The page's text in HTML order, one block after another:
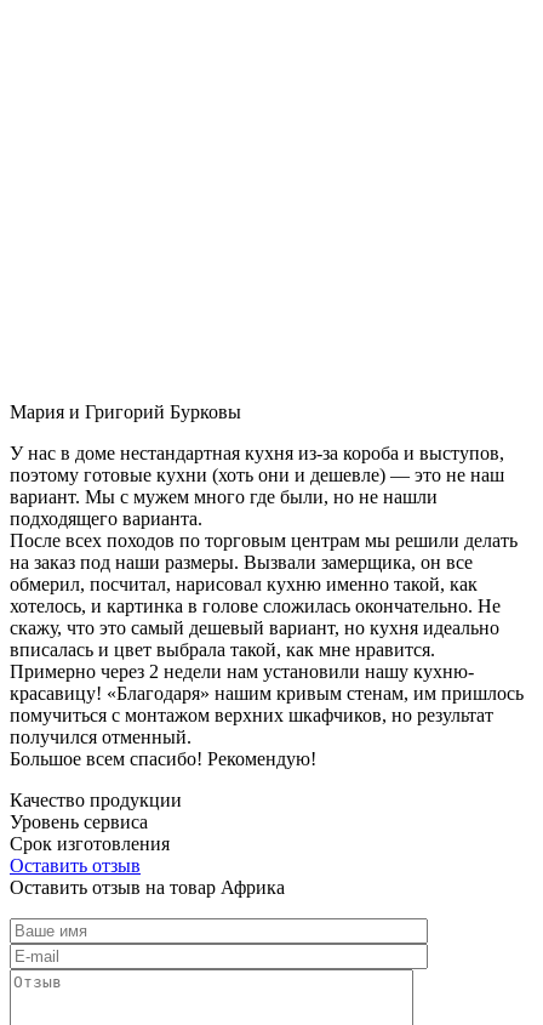
Мария и Григорий Бурковы
У нас в доме нестандартная кухня из-за короба и выступов,
поэтому готовые кухни (хоть они и дешевле) — это не наш
вариант. Мы с мужем много где были, но не нашли
подходящего варианта.
После всех походов по торговым центрам мы решили делать
на заказ под наши размеры. Вызвали замерщика, он все
обмерил, посчитал, нарисовал кухню именно такой, как
хотелось, и картинка в голове сложилась окончательно. Не
скажу, что это самый дешевый вариант, но кухня идеально
вписалась и цвет выбрала такой, как мне нравится.
Примерно через 2 недели нам установили нашу кухню-
красавицу! «Благодаря» нашим кривым стенам, им пришлось
помучиться с монтажом верхних шкафчиков, но результат
получился отменный.
Большое всем спасибо! Рекомендую!
Качество продукции
Уровень сервиса
Срок изготовления
Оставить отзыв
Оставить отзыв на товар Африка